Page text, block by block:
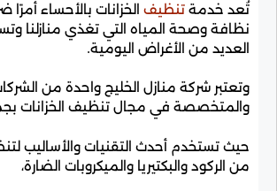
تُعد خدمة تنظيف الخزانات بالأحساء أمرًا
نظافة وصحة المياه التي تغذي منازلنا
العديد من الأغراض اليومية.
وتعتبر شركة منازل الخليج واحدة من
والمتخصصة في مجال تنظيف الخزانات
حيث تستخدم أحدث التقنيات والأساليب
من الركود والبكتيريا والميكروبات الضارة،